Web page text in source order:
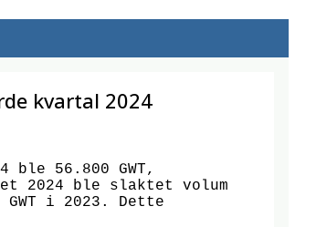
kvartal 2024
56.800 GWT,
2024 ble slaktet volum
i 2023. Dette